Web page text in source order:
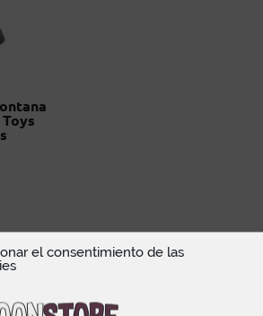
el consentimiento de las